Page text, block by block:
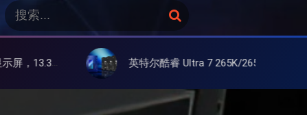
搜
索
：
搜
英特尔酷睿 Ultra 7 265K/265KF 官降100美元促销，快和酷睿 Ultra 5 差不多了